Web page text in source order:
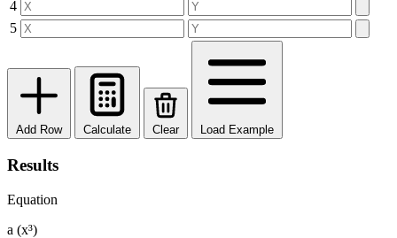
4
5
Add Row Calculate Clear Load Example
Results
Equation
a (x³)